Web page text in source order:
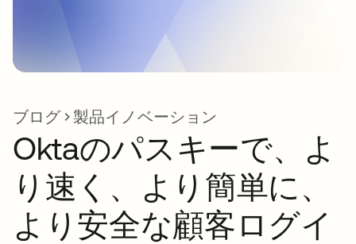
ブログ 製品イノベーション
Oktaのパスキーで、よ
り速く、より簡単に、
より安全な顧客ログイ